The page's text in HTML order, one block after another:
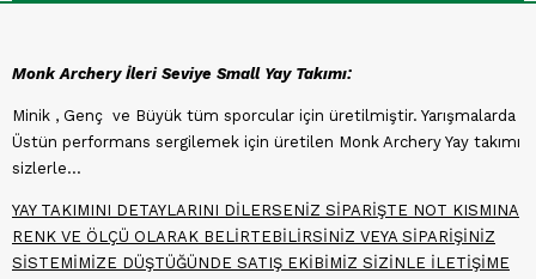
Monk Archery İleri Seviye Small Yay Takımı:
Minik , Genç ve Büyük tüm sporcular için üretilmiştir. Yarışmalarda
Üstün performans sergilemek için üretilen Monk Archery Yay takımı
sizlerle...
YAY TAKIMINI DETAYLARINI DİLERSENİZ SİPARİŞTE NOT KISMINA
RENK VE ÖLÇÜ OLARAK BELİRTEBİLİRSİNİZ VEYA SİPARİŞİNİZ
SİSTEMİMİZE DÜŞTÜĞÜNDE SATIŞ EKİBİMİZ SİZİNLE İLETİŞİME